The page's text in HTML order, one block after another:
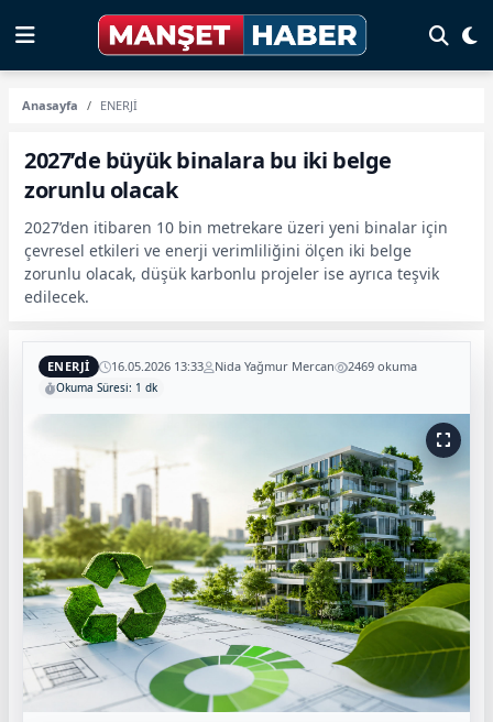
Anasayfa ENERJİ
2027’de büyük binalara bu iki belge
zorunlu olacak
2027’den itibaren 10 bin metrekare üzeri yeni binalar için
çevresel etkileri ve enerji verimliliğini ölçen iki belge
zorunlu olacak, düşük karbonlu projeler ise ayrıca teşvik
edilecek.
ENERJİ 16.05.2026 13:33 Nida Yağmur Mercan 2469 okuma
Okuma Süresi: 1 dk